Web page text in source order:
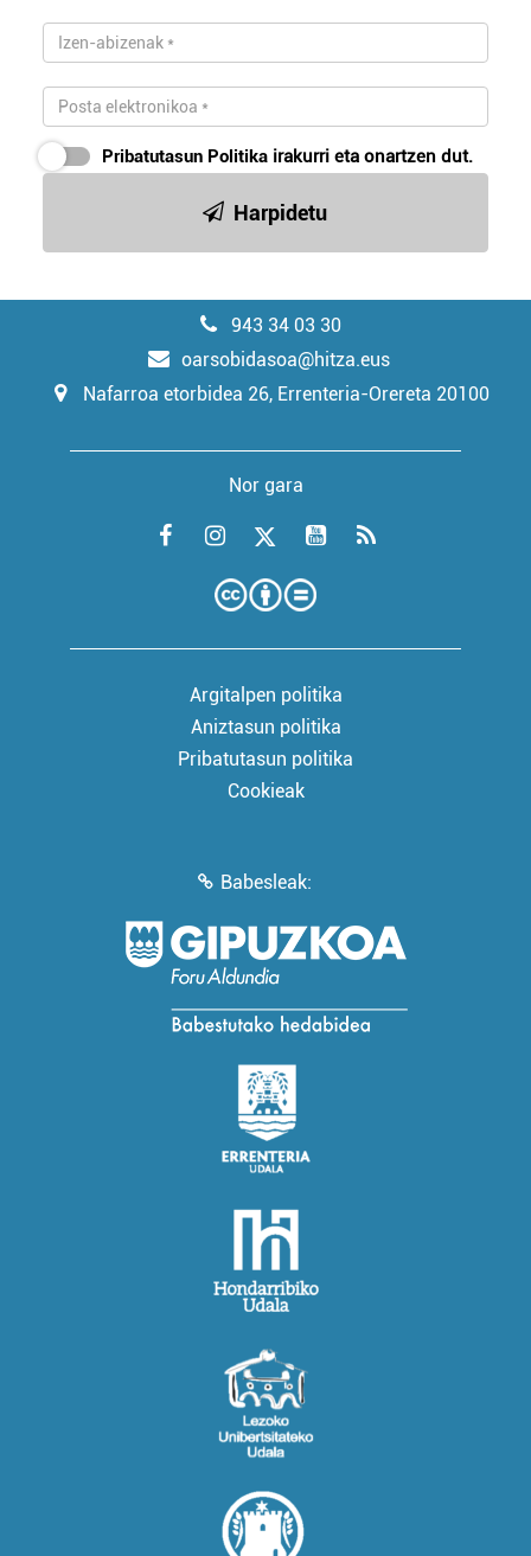
Pribatutasun Politika irakurri eta onartzen dut.
Harpidetu
943 34 03 30
oarsobidasoa@hitza.eus
Nafarroa etorbidea 26, Errenteria-Orereta 20100
Nor gara
Argitalpen politika
Aniztasun politika
Pribatutasun politika
Cookieak
Babesleak: